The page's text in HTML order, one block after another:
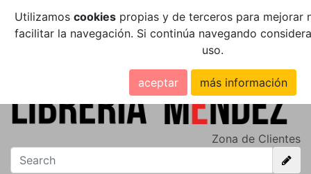
Utilizamos cookiespropias y de terceros para mejorar
facilitar la navegación. Si continúa navegando
uso.
aceptar más información
Zona de Clientes